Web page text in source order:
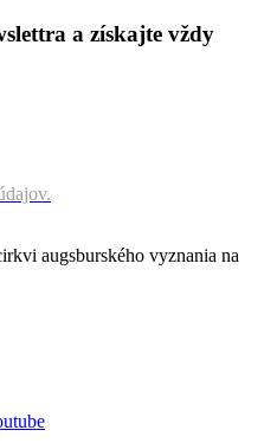
a získajte vždy
augsburského vyznania na